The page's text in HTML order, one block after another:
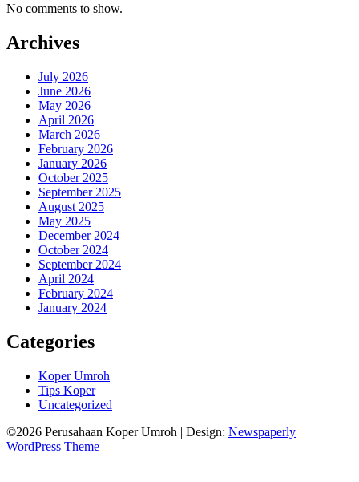
No comments to show.
Archives
July 2026
June 2026
May 2026
April 2026
March 2026
February 2026
January 2026
October 2025
September 2025
August 2025
May 2025
December 2024
October 2024
September 2024
April 2024
February 2024
January 2024
Categories
Koper Umroh
Tips Koper
Uncategorized
©2026 Perusahaan Koper Umroh | Design: Newspaperly
WordPress Theme